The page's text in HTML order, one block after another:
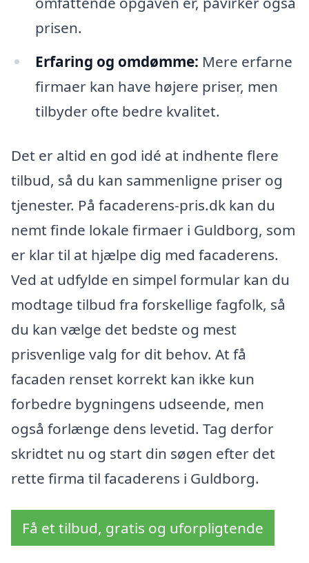
prisen.
Erfaring og omdømme: Mere erfarne
firmaer kan have højere priser, men
tilbyder ofte bedre kvalitet.
Det er altid en god idé at indhente flere
tilbud, så du kan sammenligne priser og
tjenester. På facaderens-pris.dk kan du
nemt finde lokale firmaer i Guldborg, som
er klar til at hjælpe dig med facaderens.
Ved at udfylde en simpel formular kan du
modtage tilbud fra forskellige fagfolk, så
du kan vælge det bedste og mest
prisvenlige valg for dit behov. At få
facaden renset korrekt kan ikke kun
forbedre bygningens udseende, men
også forlænge dens levetid. Tag derfor
skridtet nu og start din søgen efter det
rette firma til facaderens i Guldborg.
Få et tilbud, gratis og uforpligtende